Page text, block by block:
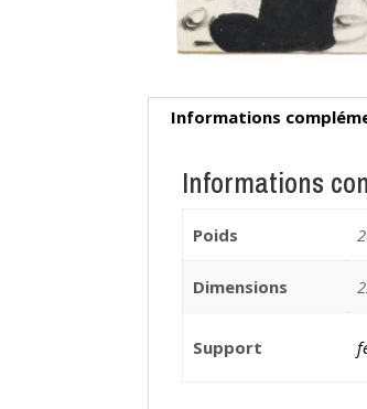
Informations
Informations
Poids
Dimensions
Support